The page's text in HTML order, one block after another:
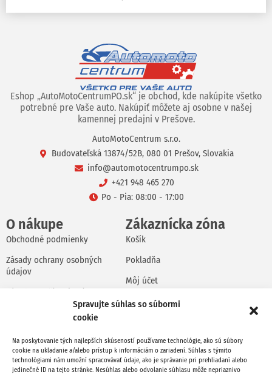
Spravujte súhlas so súbormi
cookie
Na poskytovanie tých najlepších skúseností používame technológie, ako sú súbory
cookie na ukladanie a/alebo prístup k informáciám o zariadení. Súhlas s týmito
technológiami nám umožní spracovávať údaje, ako je správanie pri prehliadaní alebo
jedinečné ID na tejto stránke. Nesúhlas alebo odvolanie súhlasu môže nepriaznivo
Eshop „AutoMotoCentrumPO.sk“ je obchod, kde nakúpite všetko
potrebné pre Vaše auto. Nakúpiť môžete aj osobne v našej
kamennej predajni v Prešove.
AutoMotoCentrum s.r.o.
Budovateľská 13874/52B, 080 01 Prešov, Slovakia
info@automotocentrumpo.sk
+421 948 465 270
Po - Pia: 08:00 - 17:00
O nákupe
Obchodné podmienky
Zásady ochrany osobných
údajov
Zásady používania súborov
Podmienky vrátenia a
výmeny tovaru
Zákaznícka zóna
Košík
Pokladňa
Môj účet
Objednávky
Odhlásiť sa
O nás